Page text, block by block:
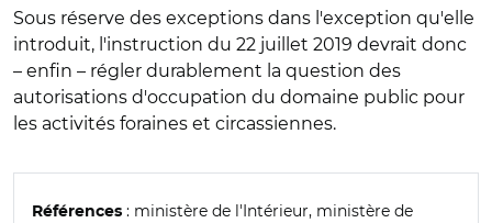
Sous réserve des exceptions dans l'exception qu'elle
introduit, l'instruction du 22 juillet 2019 devrait donc
– enfin – régler durablement la question des
autorisations d'occupation du domaine public pour
les activités foraines et circassiennes.
Références : ministère de l'Intérieur, ministère de